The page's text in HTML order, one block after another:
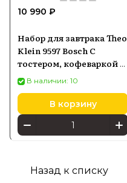
10 990 ₽
Набор для завтрака Theo
Klein 9597 Bosch С
тостером, кофеваркой и
чайником, Аксессуары в
комплекте
В наличии: 10
В корзину
Назад к списку